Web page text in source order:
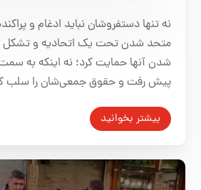
نه تنها دستفروشان نباید ادغام و
متحد شدن تحت یک اتحادیه و تشکل
شدن آنها حمایت کرد؛ نه اینکه به
پیش رفت و حقوق جمعی‌شان را سلب
بیشتر بخوانید